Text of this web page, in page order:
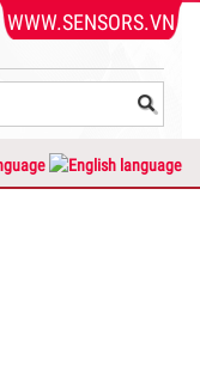
WWW.SENSORS.VN